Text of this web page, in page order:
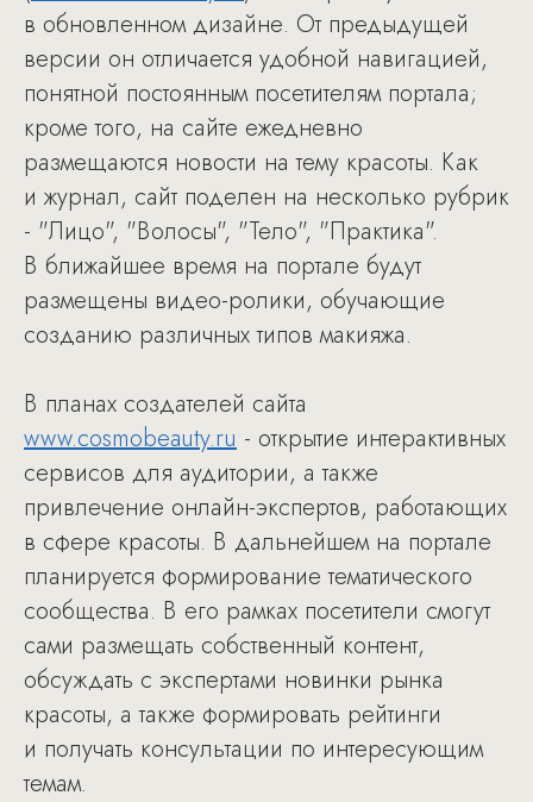
в обновленном дизайне. От предыдущей
версии он отличается удобной навигацией,
понятной постоянным посетителям портала;
кроме того, на сайте ежедневно
размещаются новости на тему красоты. Как
и журнал, сайт поделен на несколько рубрик
- "Лицо", "Волосы", "Тело", "Практика".
В ближайшее время на портале будут
размещены видео-ролики, обучающие
созданию различных типов макияжа.
В планах создателей сайта
www.cosmobeauty.ru - открытие интерактивных
сервисов для аудитории, а также
привлечение онлайн-экспертов, работающих
в сфере красоты. В дальнейшем на портале
планируется формирование тематического
сообщества. В его рамках посетители смогут
сами размещать собственный контент,
обсуждать с экспертами новинки рынка
красоты, а также формировать рейтинги
и получать консультации по интересующим
темам.